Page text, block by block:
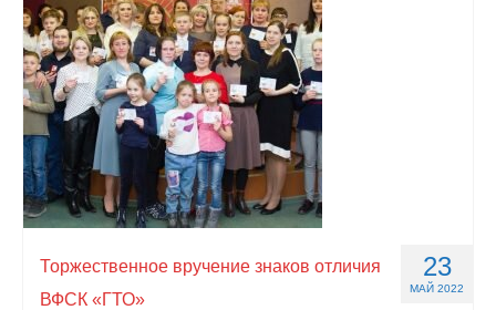
23
МАЙ 2022
Торжественное вручение знаков отличия
ВФСК «ГТО»